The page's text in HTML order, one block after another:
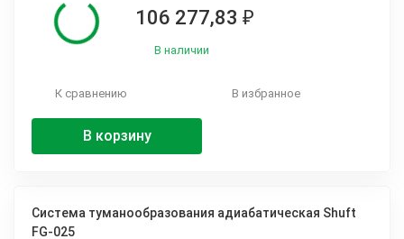
106 277,83 ₽
В наличии
К сравнению В избранное
В корзину
Система туманообразования адиабатическая Shuft
FG-025